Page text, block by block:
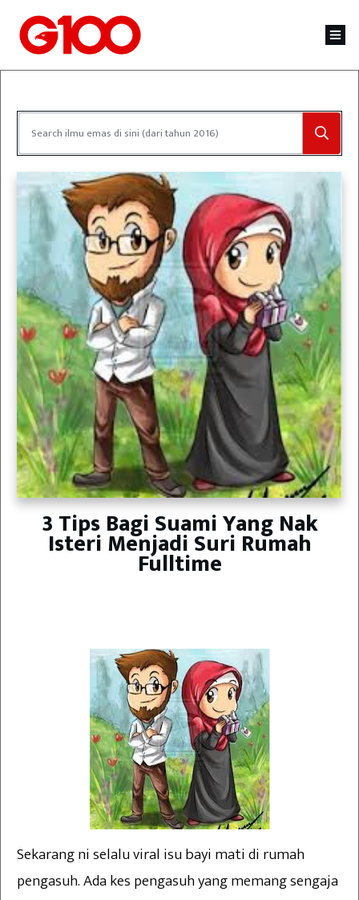
3 Tips Bagi Suami Yang Nak
Isteri Menjadi Suri Rumah
Fulltime
Sekarang ni selalu viral isu bayi mati di rumah
pengasuh. Ada kes pengasuh yang memang sengaja